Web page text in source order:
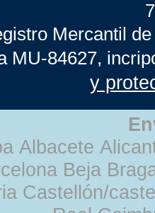
Mercantil
MU-84627,
y
Albacete
Beja
Castellón/